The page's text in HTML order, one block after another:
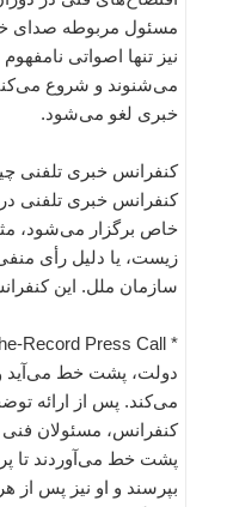
مسئول مربوطه صدای
نیز تنها اصواتی
می‌شنوند و شروع می‌کنند
خبری لغو می‌شود.
کنفرانس خبری تلفنی
کنفرانس خبری تلفنی
خاص برگزار می‌شود،
زیست، یا دلیل رأی
سازمان ملل. این
دولت، پشت خط می‌آید و
می‌کند. پس از ارائه
کنفرانس، مسئولان فنی
پشت خط می‌آوردند تا
بپرسند و او نیز پس